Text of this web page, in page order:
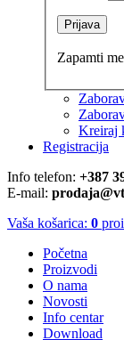
Zapamti me
Kreiraj
Registracija
Info telefon: +387
E-mail:
Vaša košarica: 0
Početna
Proizvodi
O nama
Novosti
Info centar
Download